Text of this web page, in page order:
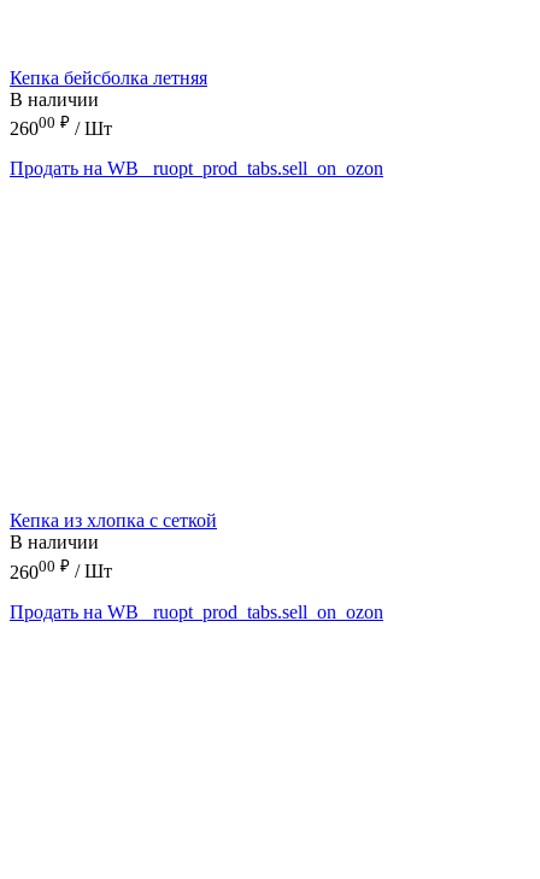
Кепка бейсболка летняя
В наличии
26000 ₽ / Шт
Продать на WB
_ruopt_prod_tabs.sell_on_ozon
Кепка из хлопка с сеткой
В наличии
26000 ₽ / Шт
Продать на WB
_ruopt_prod_tabs.sell_on_ozon